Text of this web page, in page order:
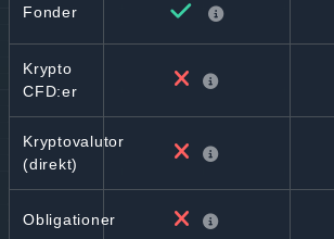
Fonder
Krypto
CFD:er
Kryptovalutor
(direkt)
Obligationer